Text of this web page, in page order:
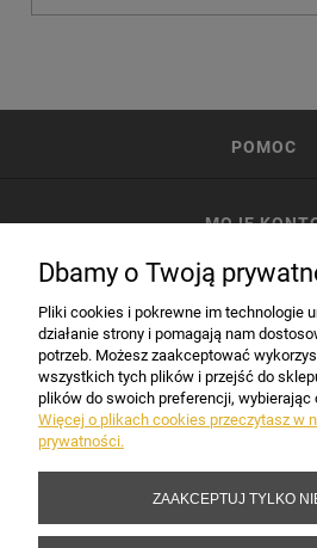
POMOC
MOJE
Copyright 2017-2026
Dbamy o Twoją
Pliki cookies i pokrewne im technologie
działanie strony i pomagają nam
potrzeb. Możesz zaakceptować
wszystkich tych plików i przejść do
plików do swoich preferencji, wybierając
Więcej o plikach cookies przeczytasz w
prywatności.
ZAAKCEPTUJ TYLKO